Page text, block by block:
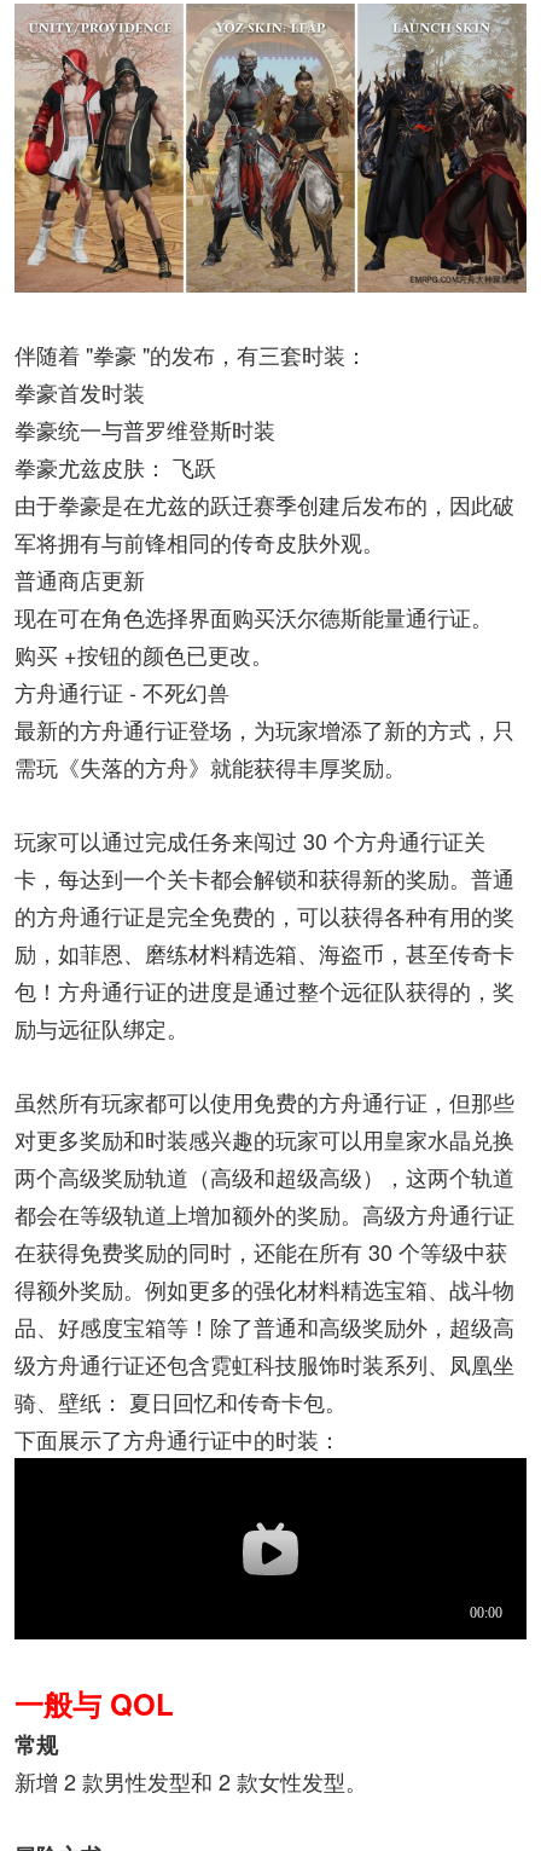
伴随着 "拳豪 "的发布，有三套时装：
拳豪首发时装
拳豪统一与普罗维登斯时装
拳豪尤兹皮肤： 飞跃
由于拳豪是在尤兹的跃迁赛季创建后发布的，因此破
军将拥有与前锋相同的传奇皮肤外观。
普通商店更新
现在可在角色选择界面购买沃尔德斯能量通行证。
购买 +按钮的颜色已更改。
方舟通行证 - 不死幻兽
最新的方舟通行证登场，为玩家增添了新的方式，只
需玩《失落的方舟》就能获得丰厚奖励。
玩家可以通过完成任务来闯过 30 个方舟通行证关
卡，每达到一个关卡都会解锁和获得新的奖励。普通
的方舟通行证是完全免费的，可以获得各种有用的奖
励，如菲恩、磨练材料精选箱、海盗币，甚至传奇卡
包！方舟通行证的进度是通过整个远征队获得的，奖
励与远征队绑定。
虽然所有玩家都可以使用免费的方舟通行证，但那些
对更多奖励和时装感兴趣的玩家可以用皇家水晶兑换
两个高级奖励轨道（高级和超级高级），这两个轨道
都会在等级轨道上增加额外的奖励。高级方舟通行证
在获得免费奖励的同时，还能在所有 30 个等级中获
得额外奖励。例如更多的强化材料精选宝箱、战斗物
品、好感度宝箱等！除了普通和高级奖励外，超级高
级方舟通行证还包含霓虹科技服饰时装系列、凤凰坐
骑、壁纸： 夏日回忆和传奇卡包。
下面展示了方舟通行证中的时装：
一般与 QOL
常规
新增 2 款男性发型和 2 款女性发型。